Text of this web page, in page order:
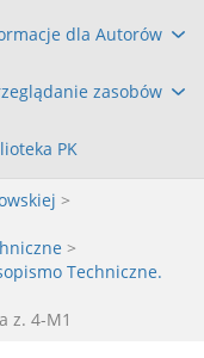
dla Autorów
zasobów
PK
>
>
Techniczne.
z. 4-M1